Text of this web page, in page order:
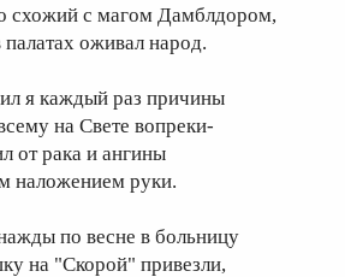
схожий с магом Дамблдором,
палатах оживал народ.
я каждый раз причины
на Свете вопреки-
от рака и ангины
наложением руки.
по весне в больницу
на "Скорой" привезли,